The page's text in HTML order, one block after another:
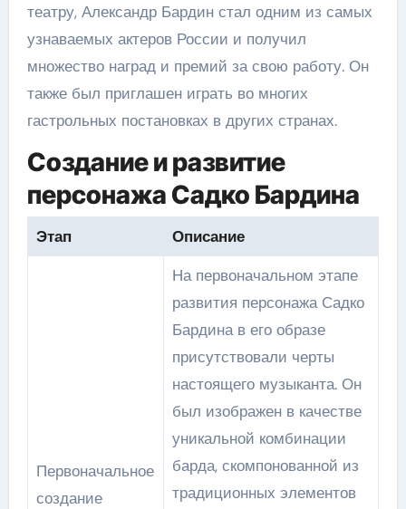
театру, Александр Бардин стал одним из самых
узнаваемых актеров России и получил
множество наград и премий за свою работу. Он
также был приглашен играть во многих
гастрольных постановках в других странах.
Создание и развитие
персонажа Садко Бардина
Этап Описание
Первоначальное
создание
На первоначальном этапе
развития персонажа Садко
Бардина в его образе
присутствовали черты
настоящего музыканта. Он
был изображен в качестве
уникальной комбинации
барда, скомпонованной из
традиционных элементов